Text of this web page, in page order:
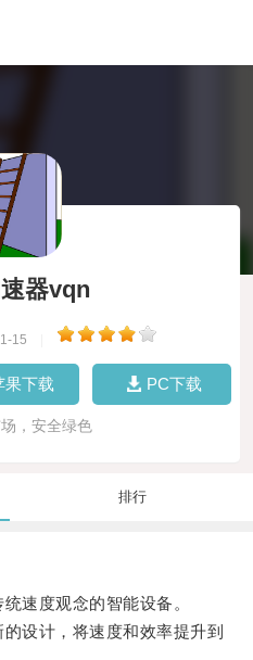
器vqn
15
果下载 PC下载
，安全绿色
排行
度观念的智能设备。
计，将速度和效率提升到